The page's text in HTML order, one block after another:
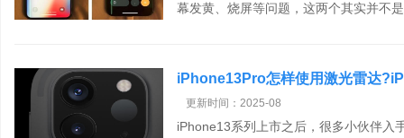
幕发黄、烧屏等问题，这两个其实并不
iPhone13Pro怎样使用激光雷达
更新时间：2025-08
iPhone13系列上市之后，很多小伙伴入